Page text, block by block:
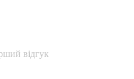
відгук